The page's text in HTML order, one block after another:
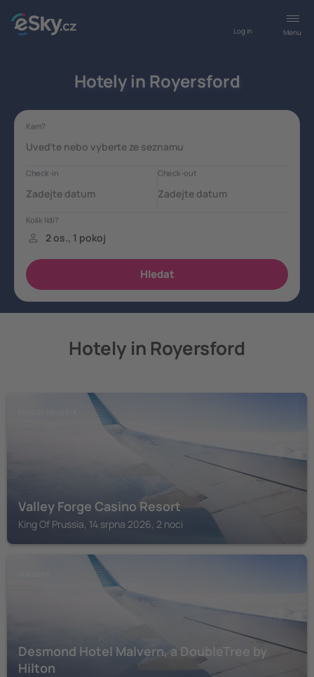
Menu
Log in
Hotely in Royersford
Hotely in Royersford
Valley Forge Casino Resort
King Of Prussia, 14 srpna 2026, 2 noci
Desmond Hotel Malvern, a DoubleTree by
Hilton